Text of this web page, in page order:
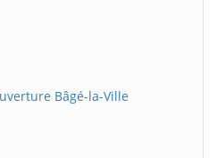
Bâgé-la-Ville